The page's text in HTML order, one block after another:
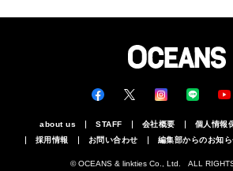
about us STAFF 会社概要 個人情報
採用情報
お問い合わせ 編集部からのお知
© OCEANS & linkties Co., Ltd. ALL